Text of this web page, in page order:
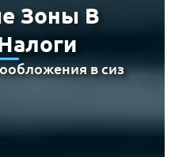
Зоны В
в сиз